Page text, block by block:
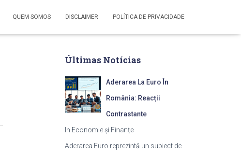
QUEM SOMOS DISCLAIMER POLÍTICA DE PRIVACIDADE
Últimas Notícias
Aderarea La Euro În
România: Reacții
Contrastante
In Economie și Finanțe
Aderarea Euro reprezintă un subiect de